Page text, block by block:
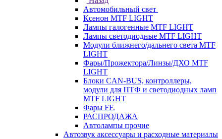
Автомобильный свет
Ксенон MTF LIGHT
Лампы галогенные MTF LIGHT
Лампы светодиодные MTF LIGHT
Модули ближнего/дальнего света MTF
LIGHT
Фары/Прожектора/Линзы/ДХО MTF
LIGHT
Блоки CAN-BUS, контроллеры,
модули для ПТФ и светодиодных ламп
MTF LIGHT
Фары FF.
РАСПРОДАЖА
Автолампы прочие
Автозвук аксессуары и расходные материалы